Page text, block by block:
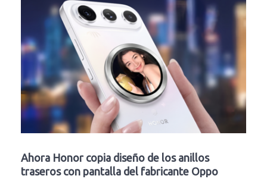
Ahora Honor copia diseño de los anillos
traseros con pantalla del fabricante Oppo